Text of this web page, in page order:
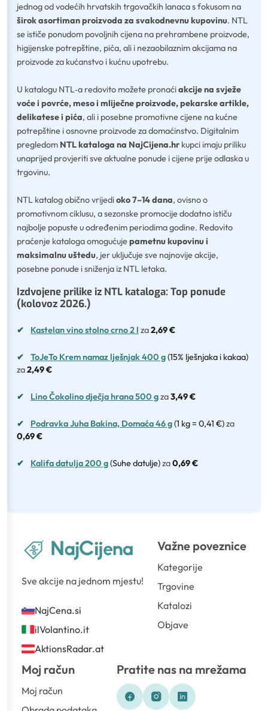
jednog od vodećih hrvatskih trgovačkih lanaca s fokusom na
širok asortiman proizvoda za svakodnevnu kupovinu. NTL
se ističe ponudom povoljnih cijena na prehrambene proizvode,
higijenske potrepštine, pića, ali i nezaobilaznim akcijama na
proizvode za kućanstvo i kućnu upotrebu.
U katalogu NTL‑a redovito možete pronaćiakcije na svježe
voće i povrće, meso i mliječne proizvode, pekarske artikle,
delikatese i pića, ali i posebne promotivne cijene na kućne
potrepštine i osnovne proizvode za domaćinstvo. Digitalnim
pregledom NTL kataloga na NajCijena.hr kupci imaju priliku
unaprijed provjeriti sve aktualne ponude i cijene prije odlaska u
trgovinu.
NTL katalog obično vrijedioko 7–14 dana, ovisno o
promotivnom ciklusu, a sezonske promocije dodatno ističu
najbolje popuste u određenim periodima godine. Redovito
praćenje kataloga omogućujepametnu kupovinu i
maksimalnu uštedu, jer uključuje sve najnovije akcije,
posebne ponude i sniženja iz NTL letaka.
Izdvojene prilike iz NTL kataloga: Top ponude
(kolovoz 2026.)
✔ Kastelan vino stolno crno 2 l za2,69 €
✔ ToJeTo Krem namaz lješnjak 400 g(15% lješnjaka i kakaa)
za2,49 €
✔ Lino Čokolino dječja hrana 500 gza3,49 €
✔ Podravka Juha Bakina, Domaća 46 g(1 kg = 0,41 €)za
0,69 €
✔ Kalifa datulja 200 g(Suhe datulje)za0,69 €
Sve akcije na jednom mjestu!
NajCena.si
ilVolantino.it
AktionsRadar.at
Važne poveznice
Kategorije
Trgovine
Katalozi
Objave
Moj račun
Moj račun
Pratite nas na mrežama